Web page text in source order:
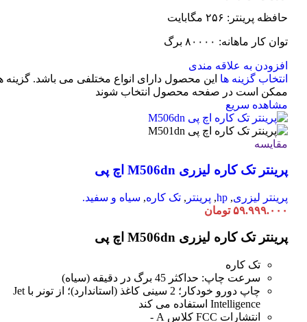
حافظه پرینتر: ۲۵۶ مگابایت
توان کار ماهانه: ۸۰۰۰۰ برگ
افزودن به علاقه مندی
انتخاب گزینه ها این محصول دارای انواع مختلفی می باشد. گزینه
ممکن است در صفحه محصول انتخاب شوند
مشاهده سریع
مقایسه
پرینتر تک کاره لیزری M506dn اچ پی
پرینتر لیزری,
hp
, پرینتر , تک کاره, سیاه و سفید.
۵۹.۹۹۹.۰۰۰ تومان
پرینتر تک کاره لیزری M506dn اچ پی
تک کاره
سرعت چاپ: حداکثر 45 برگ در دقیقه (سیاه)
چاپ دورو خودکار؛ 2 سینی کاغذ (استاندارد)؛ از تونر با Jet
Intelligence استفاده می کند
انتشارات FCC کلاس A -